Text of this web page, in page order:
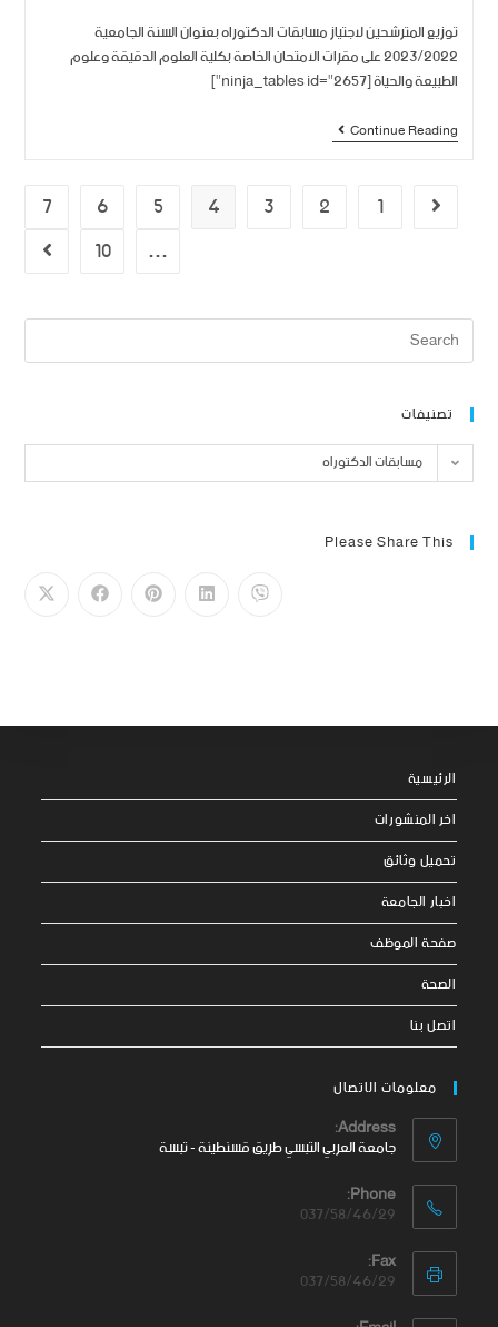
توزيع المترشحين لاجتياز مسابقات الدكتوراه بعنوان السنة الجامعية
2023/2022 على مقرات الامتحان الخاصة بكلية العلوم الدقيقة وعلوم
الطبيعة والحياة [ninja_tables id="2657"]
Continue Reading
1
2
3
4
5
6
7
…
10
تصنيفات
مسابقات الدكتوراه
Please Share This
الرئيسية
اخر المنشورات
تحميل وثائق
اخبار الجامعة
صفحة الموظف
الصحة
اتصل بنا
معلومات الاتصال
Address:
جامعة العربي التبسي طريق قسنطينة - تبسة
Phone:
037/58/46/29
Fax:
037/58/46/29